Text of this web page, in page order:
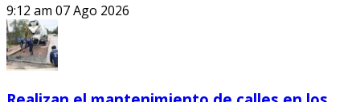
9:12 am 07 Ago 2026